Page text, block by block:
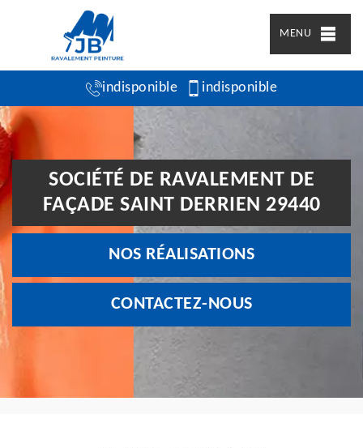
MENU
indisponible indisponible
SOCIÉTÉ DE RAVALEMENT DE
FAÇADE SAINT DERRIEN 29440
NOS RÉALISATIONS
CONTACTEZ-NOUS